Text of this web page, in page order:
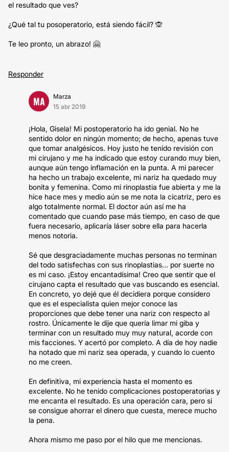
el resultado que ves?
¿Qué tal tu posoperatorio, está siendo fácil? 🙊
Te leo pronto, un abrazo! 🤗
Responder
MA
Marza
15 abr 2019
¡Hola, Gisela! Mi postoperatorio ha ido genial. No he
sentido dolor en ningún momento; de hecho, apenas tuve
que tomar analgésicos. Hoy justo he tenido revisión con
mi cirujano y me ha indicado que estoy curando muy bien,
aunque aún tengo inflamación en la punta. A mi parecer
ha hecho un trabajo excelente, mi nariz ha quedado muy
bonita y femenina. Como mi rinoplastia fue abierta y me la
hice hace mes y medio aún se me nota la cicatriz, pero es
algo totalmente normal. El doctor aún así me ha
comentado que cuando pase más tiempo, en caso de que
fuera necesario, aplicaría láser sobre ella para hacerla
menos notoria.
Sé que desgraciadamente muchas personas no terminan
del todo satisfechas con sus rinoplastias... por suerte no
es mi caso. ¡Estoy encantadísima! Creo que sentir que el
cirujano capta el resultado que vas buscando es esencial.
En concreto, yo dejé que él decidiera porque considero
que es el especialista quien mejor conoce las
proporciones que debe tener una nariz con respecto al
rostro. Únicamente le dije que quería limar mi giba y
terminar con un resultado muy muy natural, acorde con
mis facciones. Y acertó por completo. A día de hoy nadie
ha notado que mi nariz sea operada, y cuando lo cuento
no me creen.
En definitiva, mi experiencia hasta el momento es
excelente. No he tenido complicaciones postoperatorias y
me encanta el resultado. Es una operación cara, pero si
se consigue ahorrar el dinero que cuesta, merece mucho
la pena.
Ahora mismo me paso por el hilo que me mencionas.